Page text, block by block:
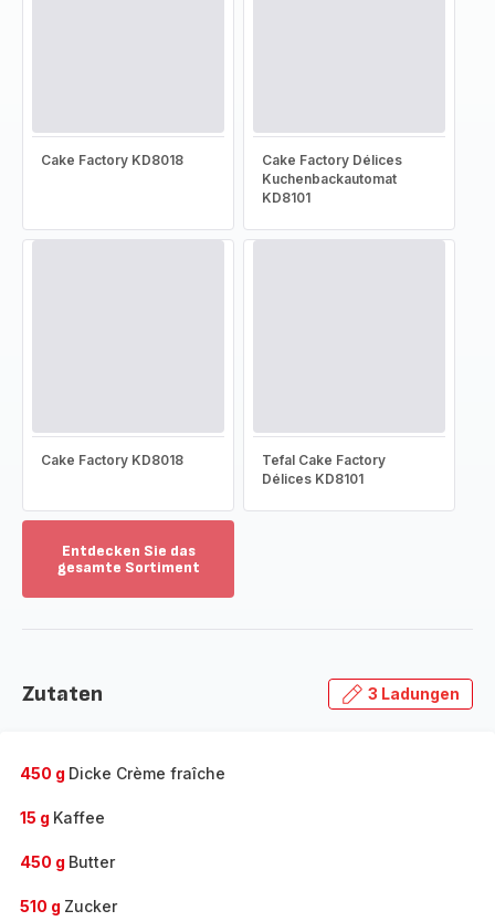
Cake Factory KD8018
Cake Factory Délices
Kuchenbackautomat
KD8101
Cake Factory KD8018
Tefal Cake Factory
Délices KD8101
Entdecken Sie das
gesamte Sortiment
das
Zutaten 3 Ladungen
450 g Dicke Crème fraîche
15 g Kaffee
450 g Butter
510 g Zucker